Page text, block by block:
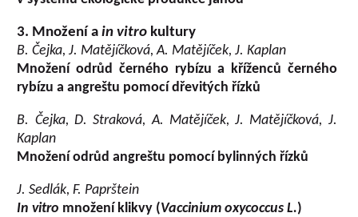
3. Množení ain vitro kultury
B. Čejka, J. Matějíčková, A. Matějíček, J. Kaplan
Množení odrůd černého rybízu a kříženců černého
rybízu a angreštu pomocí dřevitých řízků
B. Čejka, D. Straková, A. Matějíček, J. Matějíčková, J.
Kaplan
Množení odrůd angreštu pomocí bylinných řízků
J. Sedlák, F. Paprštein
In vitro množení klikvy (Vaccinium oxycoccus L.)